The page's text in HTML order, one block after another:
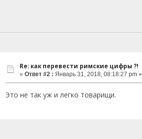
Re: как перевести римские цифры ?!
« Ответ #2 : Январь 31, 2018, 08:18:27 pm »
Это не так уж и легко товарищи.